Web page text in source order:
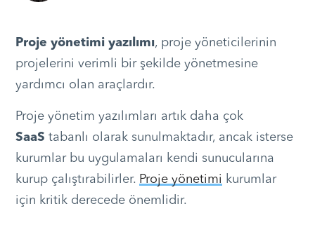
Müşteri Hizmetleri
Teknoloji
Proje yönetimi yazılımı, proje yöneticilerinin
projelerini verimli bir şekilde yönetmesine
yardımcı olan araçlardır.
Proje yönetim yazılımları artık daha çok
SaaS tabanlı olarak sunulmaktadır, ancak isterse
kurumlar bu uygulamaları kendi sunucularına
kurup çalıştırabilirler. Proje yönetimi kurumlar
için kritik derecede önemlidir.